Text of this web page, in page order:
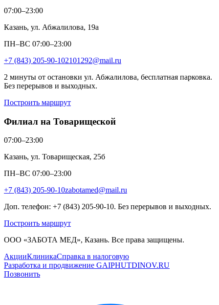
07:00–23:00
Казань, ул. Абжалилова, 19а
ПН–ВС 07:00–23:00
+7 (843) 205-90-102101292@mail.ru
2 минуты от остановки ул. Абжалилова, бесплатная парковка.
Без перерывов и выходных.
Построить маршрут
Филиал на Товарищеской
07:00–23:00
Казань, ул. Товарищеская, 25б
ПН–ВС 07:00–23:00
+7 (843) 205-90-10zabotamed@mail.ru
Доп. телефон: +7 (843) 205-90-10. Без перерывов и выходных.
Построить маршрут
ООО «ЗАБОТА МЕД», Казань. Все права защищены.
АкцииКлиникаСправка в налоговую
Разработка и продвижение GAIPHUTDINOV.RU
Позвонить